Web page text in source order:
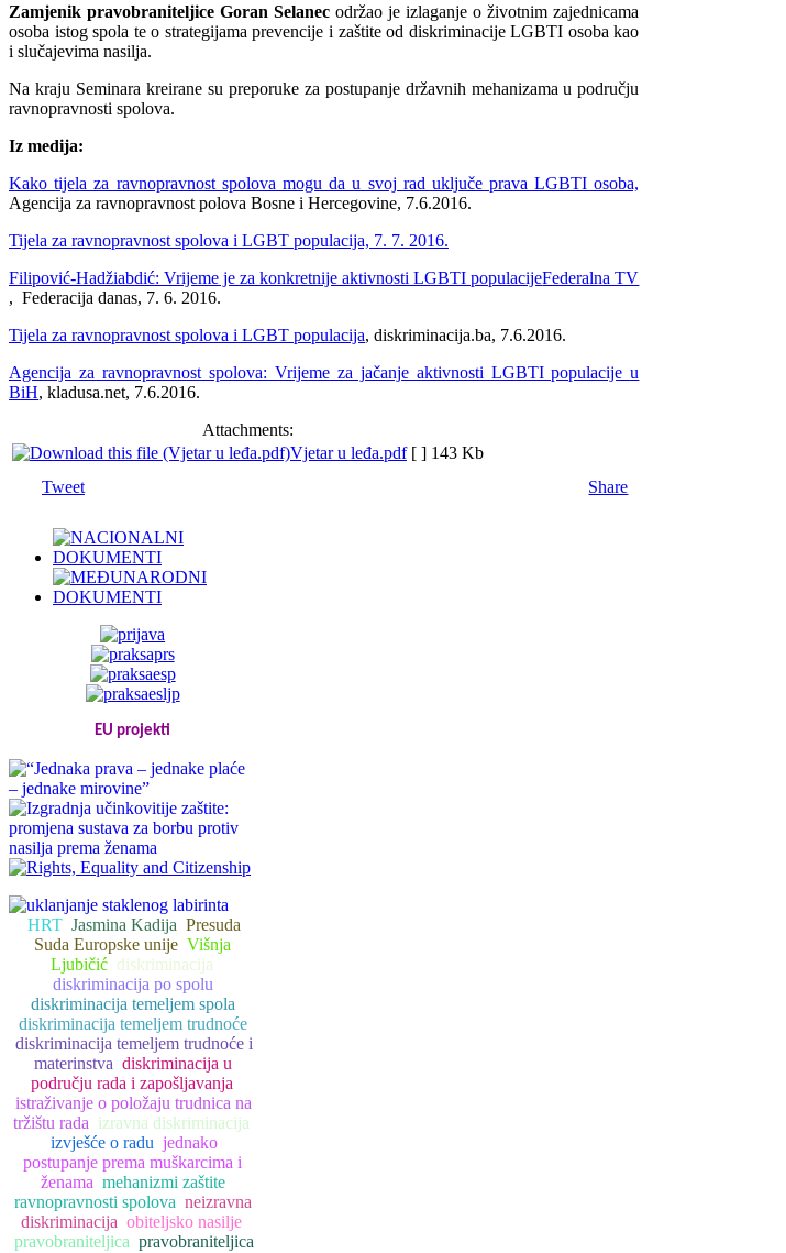
Zamjenik pravobraniteljice Goran Selanec održao je izlaganje o životnim zajednicama
osoba istog spola te o strategijama prevencije i zaštite od diskriminacije LGBTI osoba kao
i slučajevima nasilja.
Na kraju Seminara kreirane su preporuke za postupanje državnih mehanizama u području
ravnopravnosti spolova.
Iz medija:
Kako tijela za ravnopravnost spolova mogu da u svoj rad uključe prava LGBTI osoba,
Agencija za ravnopravnost polova Bosne i Hercegovine, 7.6.2016.
Tijela za ravnopravnost spolova i LGBT populacija, 7. 7. 2016.
Filipović-Hadžiabdić: Vrijeme je za konkretnije aktivnosti LGBTI populacijeFederalna TV
, Federacija danas, 7. 6. 2016.
Tijela za ravnopravnost spolova i LGBT populacija, diskriminacija.ba, 7.6.2016.
Agencija za ravnopravnost spolova: Vrijeme za jačanje aktivnosti LGBTI populacije u
BiH, kladusa.net, 7.6.2016.
Attachments:
Vjetar u leđa.pdf [ ] 143 Kb
Tweet
Share
EU projekti
HRT Jasmina Kadija Presuda
Suda Europske unije Višnja
Ljubičić diskriminacija
diskriminacija po spolu
diskriminacija temeljem spola
diskriminacija temeljem trudnoće
diskriminacija temeljem trudnoće i
materinstva diskriminacija u
području rada i zapošljavanja
istraživanje o položaju trudnica na
tržištu rada izravna diskriminacija
izvješće o radu jednako
postupanje prema muškarcima i
ženama mehanizmi zaštite
ravnopravnosti spolova neizravna
diskriminacija obiteljsko nasilje
pravobraniteljica pravobraniteljica